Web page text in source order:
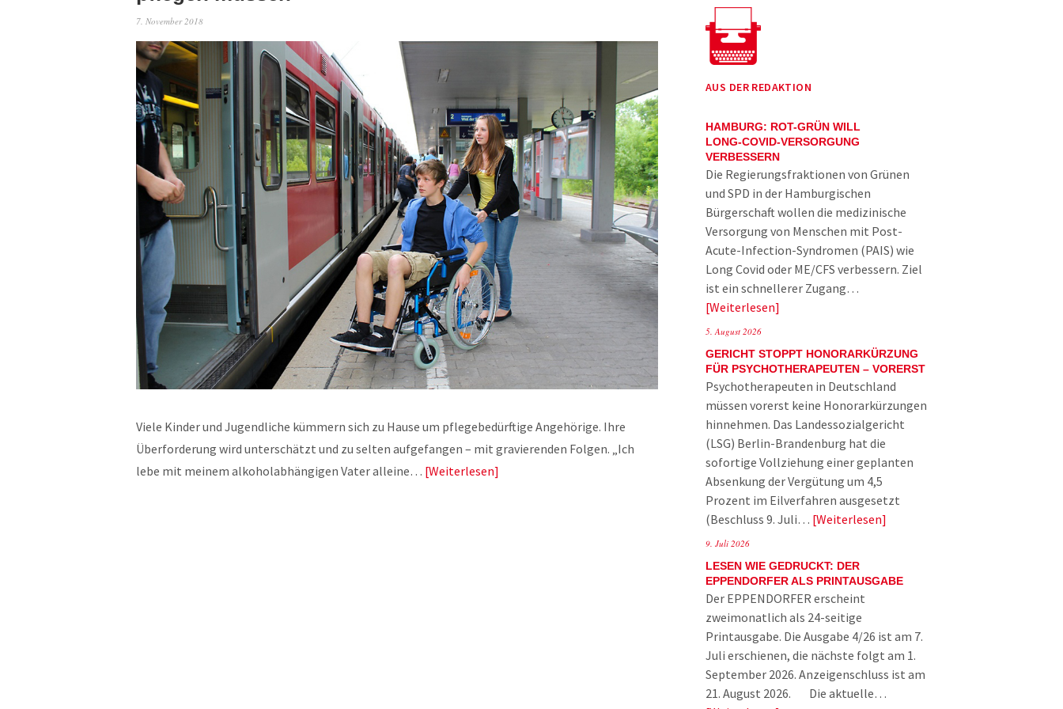
7. November 2018
Viele Kinder und Jugendliche kümmern sich zu Hause um pflegebedürftige Angehörige. Ihre
Überforderung wird unterschätzt und zu selten aufgefangen – mit gravierenden Folgen. „Ich
lebe mit meinem alkoholabhängigen Vater alleine… Weiterlesen
AUS DER REDAKTION
HAMBURG: ROT-GRÜN WILL
LONG-COVID-VERSORGUNG
VERBESSERN
Die Regierungsfraktionen von Grünen
und SPD in der Hamburgischen
Bürgerschaft wollen die medizinische
Versorgung von Menschen mit Post-
Acute-Infection-Syndromen (PAIS) wie
Long Covid oder ME/CFS verbessern. Ziel
ist ein schnellerer Zugang…
Weiterlesen
5. August 2026
GERICHT STOPPT HONORARKÜRZUNG
FÜR PSYCHOTHERAPEUTEN – VORERST
Psychotherapeuten in Deutschland
müssen vorerst keine Honorarkürzungen
hinnehmen. Das Landessozialgericht
(LSG) Berlin-Brandenburg hat die
sofortige Vollziehung einer geplanten
Absenkung der Vergütung um 4,5
Prozent im Eilverfahren ausgesetzt
(Beschluss 9. Juli… Weiterlesen
9. Juli 2026
LESEN WIE GEDRUCKT: DER
EPPENDORFER ALS PRINTAUSGABE
Der EPPENDORFER erscheint
zweimonatlich als 24-seitige
Printausgabe. Die Ausgabe 4/26 ist am 7.
Juli erschienen, die nächste folgt am 1.
September 2026. Anzeigenschluss ist am
21. August 2026. Die aktuelle…